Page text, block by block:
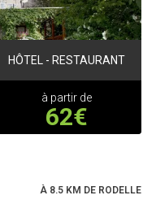
HÔTEL - RESTAURANT
à partir de
62€
À 8.5 KM DE RODELLE